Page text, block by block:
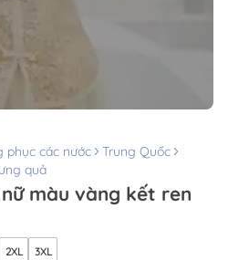
phục các nước
Trung Quốc
quả
màu vàng kết ren
2XL 3XL